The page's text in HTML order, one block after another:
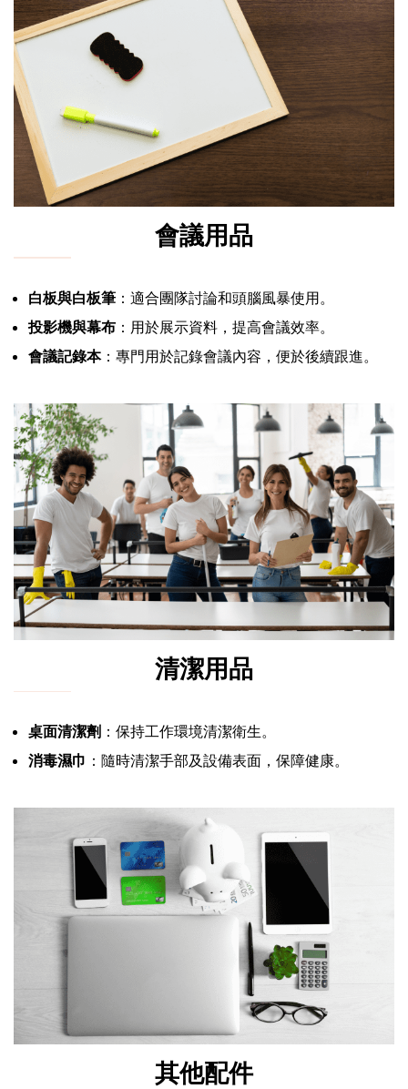
會議用品
白板與白板筆 ：適合團隊討論和頭腦風暴使用。
投影機與幕布 ：用於展示資料，提高會議效率。
會議記錄本：專門用於記錄會議內容，便於後續跟進。
清潔用品
桌面清潔劑 ：保持工作環境清潔衛生。
消毒濕巾 ：隨時清潔手部及設備表面，保障健康。
其他配件